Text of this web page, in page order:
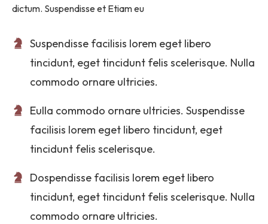
dictum. Suspendisse et Etiam eu
Suspendisse facilisis lorem eget libero
tincidunt, eget tincidunt felis scelerisque. Nulla
commodo ornare ultricies.
Eulla commodo ornare ultricies. Suspendisse
facilisis lorem eget libero tincidunt, eget
tincidunt felis scelerisque.
Dospendisse facilisis lorem eget libero
tincidunt, eget tincidunt felis scelerisque. Nulla
commodo ornare ultricies.